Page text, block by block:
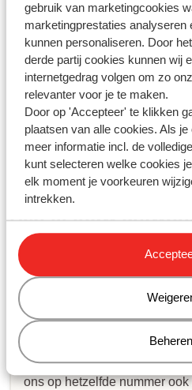
gebruik van marketingcookies
marketingprestaties analyseren
kunnen personaliseren. Door
derde partij cookies kunnen wij
internetgedrag volgen om zo
relevanter voor je te maken.
Door op 'Accepteer' te klikken
plaatsen van alle cookies. Als je
meer informatie incl. de
kunt selecteren welke cookies
elk moment je voorkeuren
intrekken.
Beheren
Gerelateerde vragen
Is er een leeftijdsrestrictie van
kinderopvang van FamFun?
Welke hotels en
mindervalide reizigers?
Wat is de laagsteprijsgarantie
Wat zijn de vereisten voor het
Heb jij jouw
gevonden?
Whatsapp ons!
WhatsApp ons op het
ons op hetzelfde nummer